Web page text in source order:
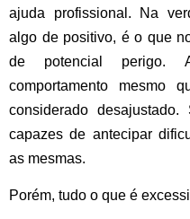
ajuda profissional. Na
algo de positivo, é o que
de potencial perigo.
comportamento mesmo
considerado
capazes de antecipar
as mesmas.
Porém, tudo o que é